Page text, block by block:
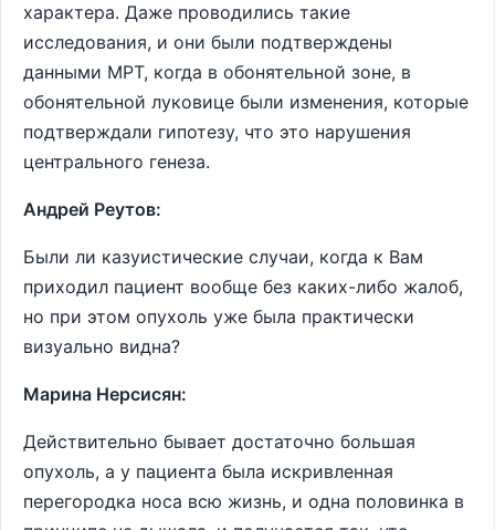
характера. Даже проводились такие
исследования, и они были подтверждены
данными МРТ, когда в обонятельной зоне, в
обонятельной луковице были изменения, которые
подтверждали гипотезу, что это нарушения
центрального генеза.
Андрей Реутов:
Были ли казуистические случаи, когда к Вам
приходил пациент вообще без каких-либо жалоб,
но при этом опухоль уже была практически
визуально видна?
Марина Нерсисян:
Действительно бывает достаточно большая
опухоль, а у пациента была искривленная
перегородка носа всю жизнь, и одна половинка в